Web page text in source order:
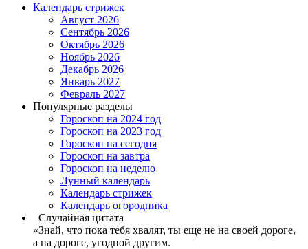
Календарь стрижек
Август 2026
Сентябрь 2026
Октябрь 2026
Ноябрь 2026
Декабрь 2026
Январь 2027
Февраль 2027
Популярные разделы
Гороскоп на 2024 год
Гороскоп на 2023 год
Гороскоп на сегодня
Гороскоп на завтра
Гороскоп на неделю
Лунный календарь
Календарь стрижек
Календарь огородника
Случайная цитата
«Знай, что пока тебя хвалят, ты еще не на своей дороге,
а на дороге, угодной другим.